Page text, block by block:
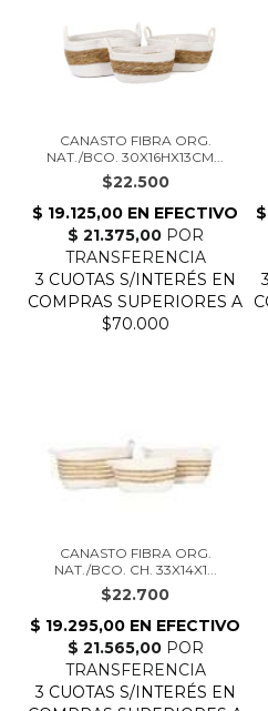
CANASTO FIBRA ORG.
NAT./BCO. 30X16HX13CM...
$22.500
CANASTO FIBRA ORG.
NAT./BCO. CH. 33X14X1...
$22.700